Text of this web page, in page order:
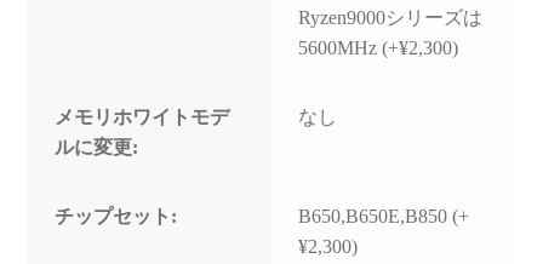
Ryzen9000シリーズは
5600MHz (+¥2,300)
メモリホワイトモデ
ルに変更:
なし
チップセット:
B650,B650E,B850 (+
¥2,300)